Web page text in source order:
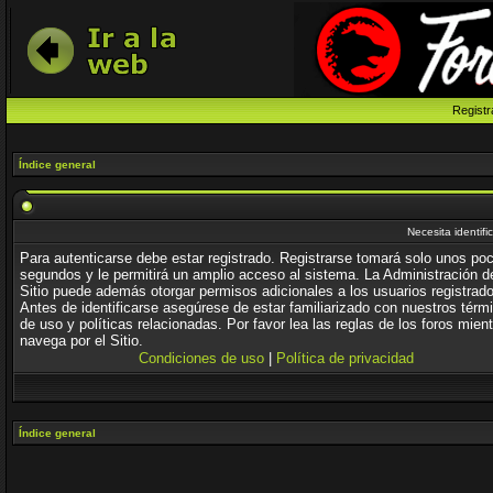
Índice general
Necesita
Para autenticarse debe estar registrado. Registrarse tomará solo unos
segundos y le permitirá un amplio acceso al sistema. La Administración
Sitio puede además otorgar permisos adicionales a los usuarios
Antes de identificarse asegúrese de estar familiarizado con nuestros
de uso y políticas relacionadas. Por favor lea las reglas de los foros
navega por el Sitio.
Condiciones de uso
Política de privacidad
Índice general